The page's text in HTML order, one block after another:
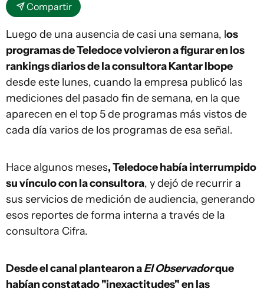
Compartir
Luego de una ausencia de casi una semana, los
programas de Teledoce volvieron a figurar en los
rankings diarios de la consultora Kantar Ibope
desde este lunes, cuando la empresa publicó las
mediciones del pasado fin de semana, en la que
aparecen en el top 5 de programas más vistos de
cada día varios de los programas de esa señal.
Hace algunos meses, Teledoce había interrumpido
su vínculo con la consultora, y dejó de recurrir a
sus servicios de medición de audiencia, generando
esos reportes de forma interna a través de la
consultora Cifra.
Desde el canal plantearon aEl Observadorque
habían constatado "inexactitudes" en las